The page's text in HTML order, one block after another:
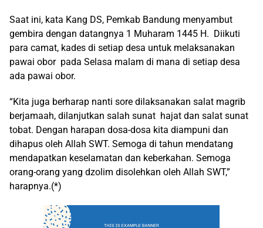
Saat ini, kata Kang DS, Pemkab Bandung menyambut
gembira dengan datangnya 1 Muharam 1445 H. Diikuti
para camat, kades di setiap desa untuk melaksanakan
pawai obor pada Selasa malam di mana di setiap desa
ada pawai obor.
“Kita juga berharap nanti sore dilaksanakan salat magrib
berjamaah, dilanjutkan salah sunat hajat dan salat sunat
tobat. Dengan harapan dosa-dosa kita diampuni dan
dihapus oleh Allah SWT. Semoga di tahun mendatang
mendapatkan keselamatan dan keberkahan. Semoga
orang-orang yang dzolim disolehkan oleh Allah SWT,”
harapnya.(*)